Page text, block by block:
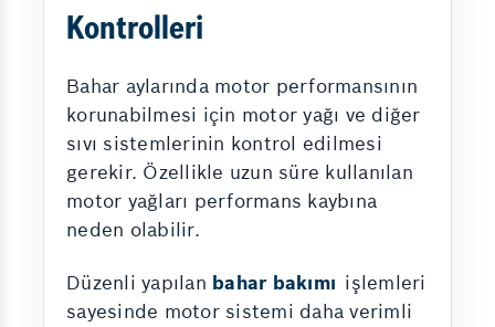
Kontrolleri
Bahar aylarında motor performansının
korunabilmesi için motor yağı ve diğer
sıvı sistemlerinin kontrol edilmesi
gerekir. Özellikle uzun süre kullanılan
motor yağları performans kaybına
neden olabilir.
Düzenli yapılan bahar bakımı işlemleri
sayesinde motor sistemi daha verimli